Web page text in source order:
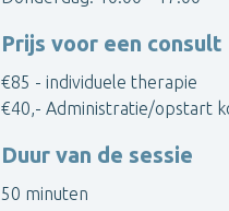
Prijs voor een consult
€85 - individuele therapie
€40,- Administratie/opstart
Duur van de sessie
50 minuten